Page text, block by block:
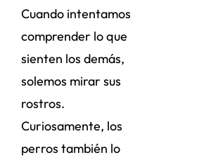
Cuando intentamos
comprender lo que
sienten los demás,
solemos mirar sus
rostros.
Curiosamente, los
perros también lo